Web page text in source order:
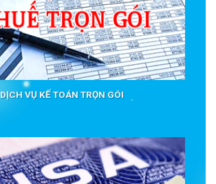
DỊCH VỤ KẾ TOÁN TRỌN GÓI